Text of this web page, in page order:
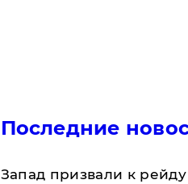
Последние
Запад призвали к